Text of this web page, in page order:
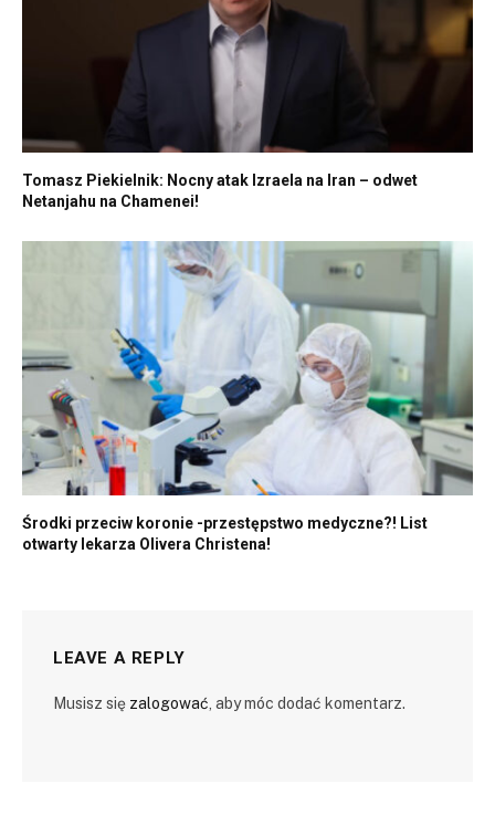
Tomasz Piekielnik: Nocny atak Izraela na Iran – odwet
Netanjahu na Chamenei!
Środki przeciw koronie -przestępstwo medyczne?! List
otwarty lekarza Olivera Christena!
LEAVE A REPLY
Musisz się zalogować , aby móc dodać komentarz.